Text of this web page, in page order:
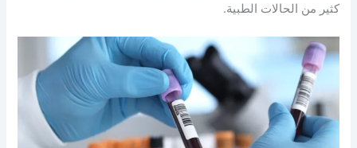
كثير من الحالات الطبية.